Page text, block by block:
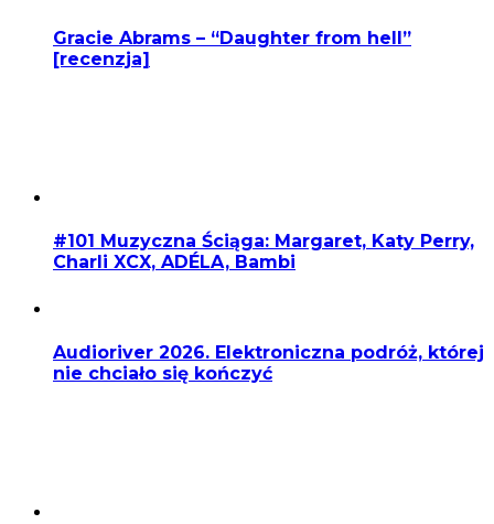
Gracie Abrams – “Daughter from hell”
[recenzja]
#101 Muzyczna Ściąga: Margaret, Katy Perry,
Charli XCX, ADÉLA, Bambi
Audioriver 2026. Elektroniczna podróż, której
nie chciało się kończyć